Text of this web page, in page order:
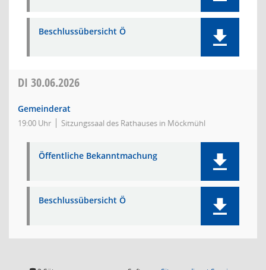
Beschlussübersicht Ö
DI 30.06.2026
Gemeinderat
19:00 Uhr Sitzungssaal des Rathauses in Möckmühl
Öffentliche Bekanntmachung
Beschlussübersicht Ö